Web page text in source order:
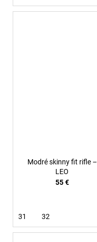
Modré skinny fit rifle –
LEO
55 €
31 32